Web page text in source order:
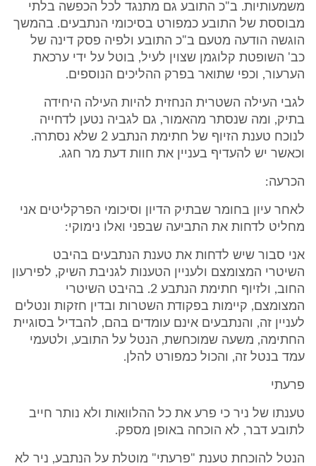
משמעותיות. ב"כ התובע גם מתנגד לכל הכפשה בלתי
מבוססת של התובע כמפורט בסיכומי הנתבעים. בהמשך
הוגשה הודעה מטעם ב"כ התובע ולפיה פסק דינה של
כב' השופטת קלוגמן שצוין לעיל, בוטל על ידי ערכאת
הערעור, וכפי שתואר בפרק ההליכים הנוספים.
לגבי העילה השטרית הנחזית להיות העילה היחידה
בתיק, ומה שנסתר מהאמור, גם לגביה נטען לדחייה
לנוכח טענת הזיוף של חתימת הנתבע 2 שלא נסתרה.
וכאשר יש להעדיף בעניין את חוות דעת מר חגג.
הכרעה:
לאחר עיון בחומר שבתיק הדיון וסיכומי הפרקליטים אני
מחליט לדחות את התביעה שבפני ואלו נימוקי:
אני סבור שיש לדחות את טענת הנתבעים בהיבט
השיטרי המצומצם ולעניין הטענות לגניבת השיק, לפירעון
החוב, ולזיוף חתימת הנתבע 2. בהיבט השיטרי
המצומצם, קיימות בפקודת השטרות ובדין חזקות ונטלים
לעניין זה, והנתבעים אינם עומדים בהם, להבדיל בסוגיית
החתימה, משעה שמוכחשת, הנטל על התובע, ולטעמי
עמד בנטל זה, והכול כמפורט להלן.
פרעתי
טענתו של ניר כי פרע את כל ההלוואות ולא נותר חייב
לתובע דבר, לא הוכחה באופן מספק.
הנטל להוכחת טענת "פרעתי" מוטלת על הנתבע, ניר לא